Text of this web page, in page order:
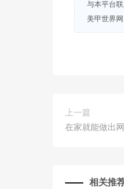
与本平台
美甲世界网
上一篇
在家就能做出
相关推